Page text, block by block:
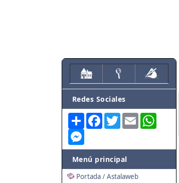
Redes Sociales
Share FacebookTwitterEmail
Menú principal
Portada / Astalaweb